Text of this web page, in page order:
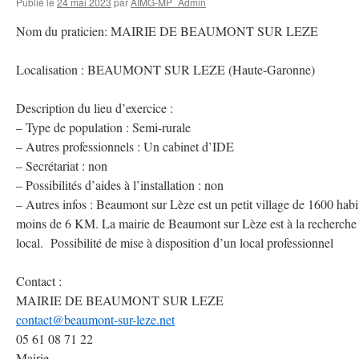
Nom du praticien: MAIRIE DE BEAUMONT SUR LEZE
Localisation : BEAUMONT SUR LEZE (Haute-Garonne)
Description du lieu d’exercice :
– Type de population : Semi-rurale
– Autres professionnels : Un cabinet d’IDE
– Secrétariat : non
– Possibilités d’aides à l’installation : non
– Autres infos : Beaumont sur Lèze est un petit village de 1600
moins de 6 KM. La mairie de Beaumont sur Lèze est à la
local. Possibilité de mise à disposition d’un local professionnel
Contact :
MAIRIE DE BEAUMONT SUR LEZE
contact@beaumont-sur-leze.net
05 61 08 71 22